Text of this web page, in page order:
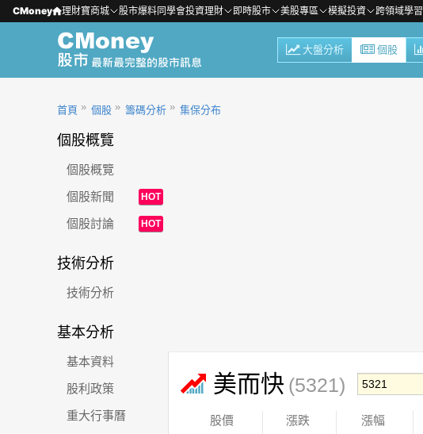
CMoney 理財寶商城 股市爆料同學會投資理財 即時股市 美股專區 模擬投資 跨領域學習
大盤分析 個股
首頁 個股 籌碼分析 集保分布
個股概覽
個股概覽
個股新聞
HOT
個股討論 HOT
技術分析
技術分析
基本分析
基本資料
股利政策
重大行事曆
美而快 (5321)
股價
漲跌
漲幅